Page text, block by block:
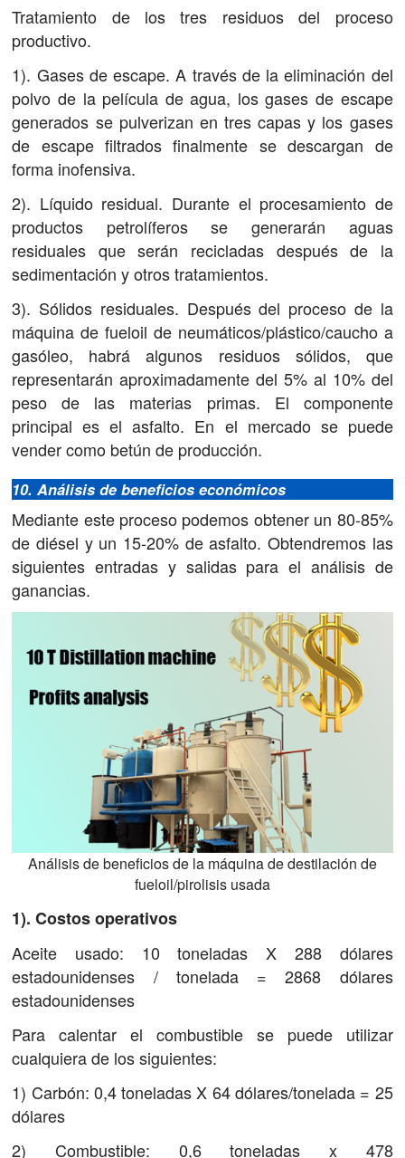
Tratamiento de los tres residuos del proceso
productivo.
1). Gases de escape. A través de la eliminación del
polvo de la película de agua, los gases de escape
generados se pulverizan en tres capas y los gases
de escape filtrados finalmente se descargan de
forma inofensiva.
2). Líquido residual. Durante el procesamiento de
productos petrolíferos se generarán aguas
residuales que serán recicladas después de la
sedimentación y otros tratamientos.
3). Sólidos residuales. Después del proceso de la
máquina de fueloil de neumáticos/plástico/caucho a
gasóleo, habrá algunos residuos sólidos, que
representarán aproximadamente del 5% al ​​10% del
peso de las materias primas. El componente
principal es el asfalto. En el mercado se puede
vender como betún de producción.
10. Análisis de beneficios económicos
Mediante este proceso podemos obtener un 80-85%
de diésel y un 15-20% de asfalto. Obtendremos las
siguientes entradas y salidas para el análisis de
ganancias.
Análisis de beneficios de la máquina de destilación de
fueloil/pirolisis usada
1). Costos operativos
Aceite usado: 10 toneladas X 288 dólares
estadounidenses / tonelada = 2868 dólares
estadounidenses
Para calentar el combustible se puede utilizar
cualquiera de los siguientes:
1) Carbón: 0,4 toneladas X 64 dólares/tonelada = 25
dólares
2) Combustible: 0,6 toneladas x 478